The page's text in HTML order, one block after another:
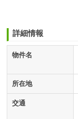
詳細情報
物件名
所在地
交通